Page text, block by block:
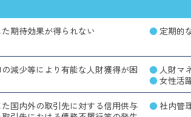
期待効果が得られない 定期的
減少等により有能な人財獲得が困
人財マ
女性活
国内外の取引先に対する信用供与
社内管